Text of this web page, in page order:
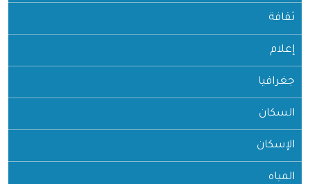
ثقافة
إعلام
جغرافيا
السكان
الإسكان
المياه